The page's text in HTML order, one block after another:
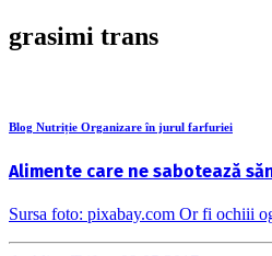
grasimi trans
Blog Nutriție Organizare în jurul farfuriei
Alimente care ne sabotează
Sursa foto: pixabay.com Or fi ochiii